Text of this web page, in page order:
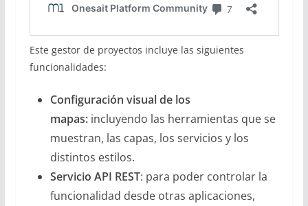
Este gestor de proyectos incluye las siguientes
funcionalidades:
Configuración visual de los
mapas: incluyendo las herramientas que se
muestran, las capas, los servicios y los
distintos estilos.
Servicio API REST: para poder controlar la
funcionalidad desde otras aplicaciones,